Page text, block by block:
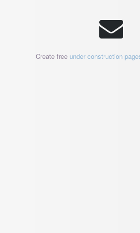
Create free under construction